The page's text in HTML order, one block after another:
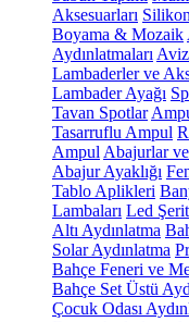
Aksesuarları
Boyama & Mozaik
Aydınlatmaları
Lambaderler ve
Lambader Ayağı
Tavan Spotlar
Tasarruflu Ampul
Ampul Abajurlar
Abajur Ayaklığı
Tablo Aplikleri
Lambaları Led Şerit
Altı Aydınlatma
Solar Aydınlatma
Bahçe Feneri ve
Bahçe Set Üstü
Çocuk Odası